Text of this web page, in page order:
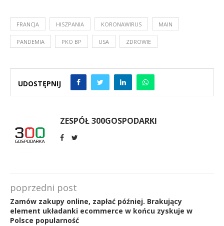
FRANCJA HISZPANIA KORONAWIRUS MAIN
PANDEMIA PKO BP USA ZDROWIE
UDOSTĘPNIJ
ZESPÓŁ 300GOSPODARKI
poprzedni post
Zamów zakupy online, zapłać później. Brakujący
element układanki ecommerce w końcu zyskuje w
Polsce popularność